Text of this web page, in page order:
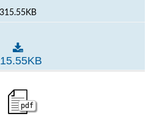
315.55KB
zakładów sektora
pdf